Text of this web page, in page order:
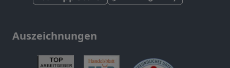
Auszeichnungen